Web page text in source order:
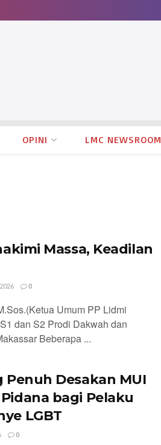
OPINI LMC NEWSROOM
Massa, Keadilan
0
Umum PP Lidmi
dan S2 Prodi Dakwah dan
Beberapa ...
Penuh Desakan MUI
bagi Pelaku
LGBT
0